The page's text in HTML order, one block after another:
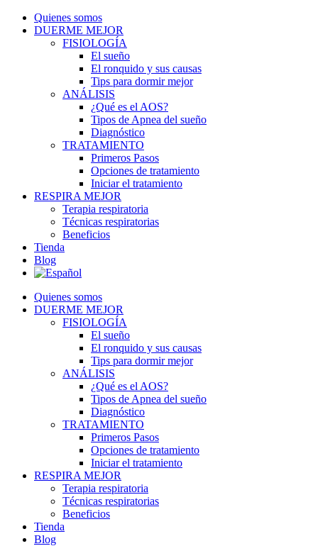
Quienes somos
DUERME MEJOR
FISIOLOGÍA
El sueño
El ronquido y sus causas
Tips para dormir mejor
ANÁLISIS
¿Qué es el AOS?
Tipos de Apnea del sueño
Diagnóstico
TRATAMIENTO
Primeros Pasos
Opciones de tratamiento
Iniciar el tratamiento
RESPIRA MEJOR
Terapia respiratoria
Técnicas respiratorias
Beneficios
Tienda
Blog
Quienes somos
DUERME MEJOR
FISIOLOGÍA
El sueño
El ronquido y sus causas
Tips para dormir mejor
ANÁLISIS
¿Qué es el AOS?
Tipos de Apnea del sueño
Diagnóstico
TRATAMIENTO
Primeros Pasos
Opciones de tratamiento
Iniciar el tratamiento
RESPIRA MEJOR
Terapia respiratoria
Técnicas respiratorias
Beneficios
Tienda
Blog